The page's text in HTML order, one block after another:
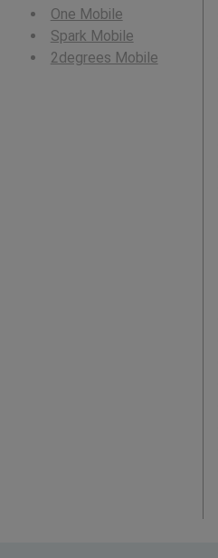
One Mobile
Spark Mobile
2degrees Mobile